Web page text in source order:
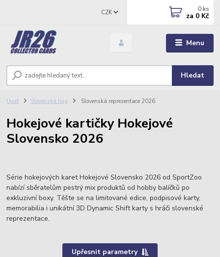
Menu
CZK
Hledat
0 ks
za 0 Kč
Úvod Slovenská liga Slovenská reprezentace 2026
Hokejové kartičky Hokejové
Slovensko 2026
Série hokejových karet Hokejové Slovensko 2026 od SportZoo
nabízí sběratelům pestrý mix produktů od hobby balíčků po
exkluzivní boxy. Těšte se na limitované edice, podpisové karty,
memorabilia i unikátní 3D Dynamic Shift karty s hráči slovenské
reprezentace.
Upřesnit parametry